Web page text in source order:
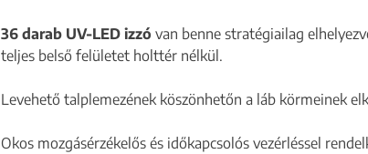
36 darab UV-LED izzó van benne stratégiailag
teljes belső felületet holttér nélkül.
Levehető talplemezének köszönhetőn a láb körmeinek
Okos mozgásérzékelős és időkapcsolós vezérléssel